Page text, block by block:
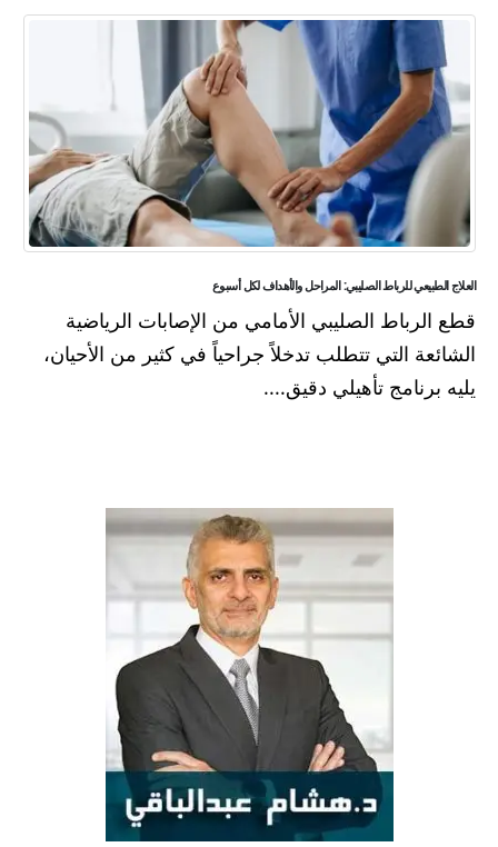
العلاج الطبيعي للرباط الصليبي: المراحل والأهداف لكل أسبوع
قطع الرباط الصليبي الأمامي من الإصابات الرياضية
الشائعة التي تتطلب تدخلاً جراحياً في كثير من الأحيان،
يليه برنامج تأهيلي دقيق....